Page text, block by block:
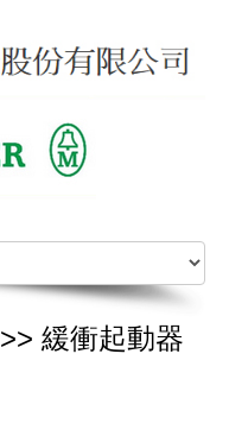
>> 緩衝起動器